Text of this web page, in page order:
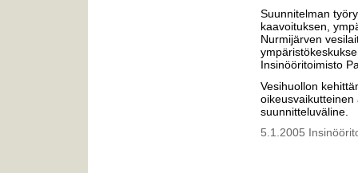
Suunnitelman
kaavoituksen,
Nurmijärven
Insinööritoimisto
Vesihuollon
suunnitteluväline.
5.1.2005